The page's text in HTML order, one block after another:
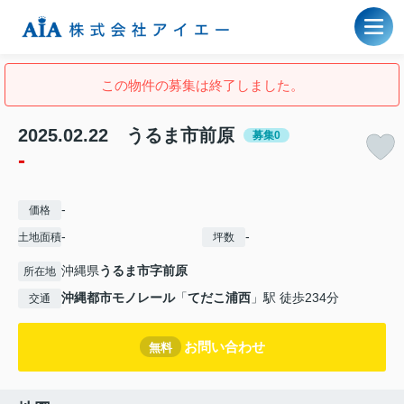
この物件の募集は終了しました。
2025.02.22 うるま市前原 募集0
-
価格 -
土地面積- 坪数 -
所在地 沖縄県うるま市字前原
交通 沖縄都市モノレール「てだこ浦西 」駅 徒歩234分
無料 お問い合わせ